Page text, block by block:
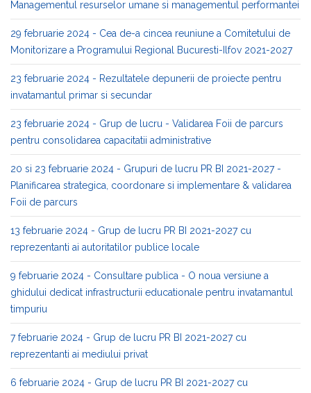
Managementul resurselor umane si managementul performantei
29 februarie 2024 - Cea de-a cincea reuniune a Comitetului de
Monitorizare a Programului Regional Bucuresti-Ilfov 2021-2027
23 februarie 2024 - Rezultatele depunerii de proiecte pentru
invatamantul primar si secundar
23 februarie 2024 - Grup de lucru - Validarea Foii de parcurs
pentru consolidarea capacitatii administrative
20 si 23 februarie 2024 - Grupuri de lucru PR BI 2021-2027 -
Planificarea strategica, coordonare si implementare & validarea
Foii de parcurs
13 februarie 2024 - Grup de lucru PR BI 2021-2027 cu
reprezentanti ai autoritatilor publice locale
9 februarie 2024 - Consultare publica - O noua versiune a
ghidului dedicat infrastructurii educationale pentru invatamantul
timpuriu
7 februarie 2024 - Grup de lucru PR BI 2021-2027 cu
reprezentanti ai mediului privat
6 februarie 2024 - Grup de lucru PR BI 2021-2027 cu